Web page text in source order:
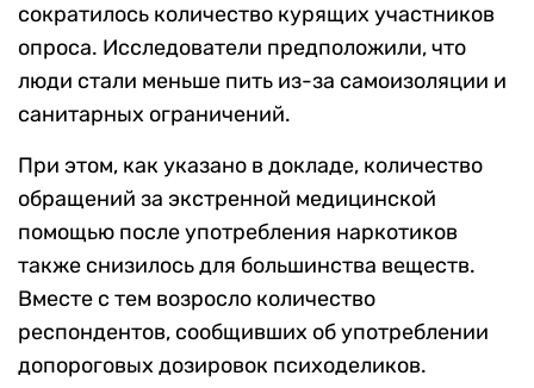
сократилось количество курящих участников
опроса. Исследователи предположили, что
люди стали меньше пить из-за самоизоляции и
санитарных ограничений.
При этом, как указано в докладе, количество
обращений за экстренной медицинской
помощью после употребления наркотиков
также снизилось для большинства веществ.
Вместе с тем возросло количество
респондентов, сообщивших об употреблении
допороговых дозировок психоделиков.